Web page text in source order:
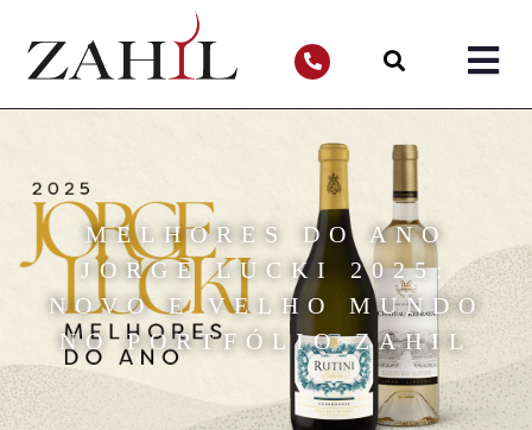
MELHORES DO ANO
JORGE LUCKI 2025:
NOVO E VELHO MUNDO
NO PORTFÓLIO ZAHIL